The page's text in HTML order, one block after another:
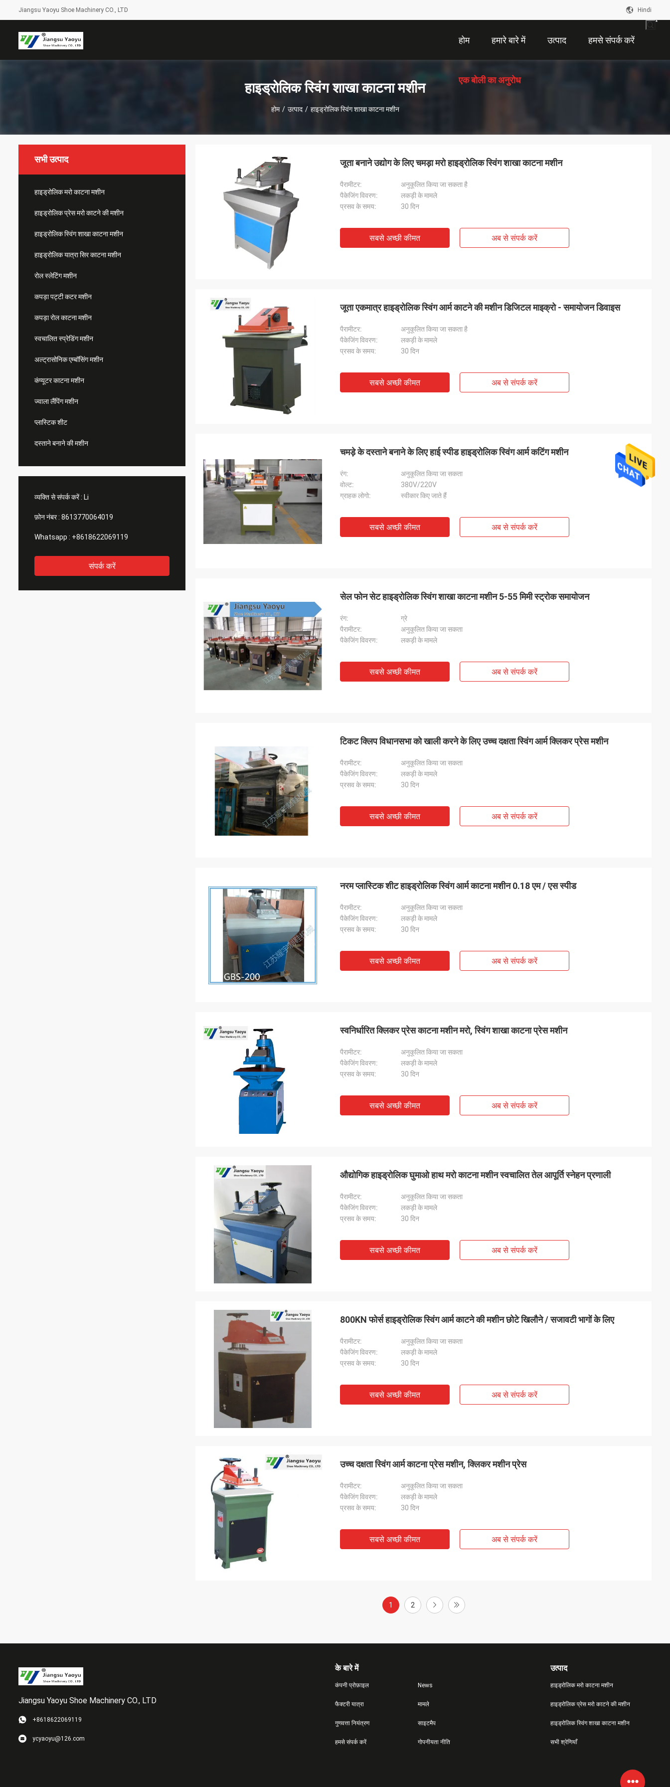
Jiangsu Yaoyu Shoe Machinery CO., LTD Hindi
होम हमारे बारे में उत्पाद हमसे संपर्क करें
एक बोली का अनुरोध
हाइड्रोलिक स्विंग शाखा काटना मशीन
होम / उत्पाद / हाइड्रोलिक स्विंग शाखा काटना मशीन
सभी उत्पाद
हाइड्रोलिक मरो काटना मशीन
हाइड्रोलिक प्रेस मरो काटने की मशीन
हाइड्रोलिक स्विंग शाखा काटना मशीन
हाइड्रोलिक यात्रा सिर काटना मशीन
रोल स्लेटिंग मशीन
कपड़ा पट्टी कटर मशीन
कपड़ा रोल काटना मशीन
स्वचालित स्प्रेडिंग मशीन
अल्ट्रासोनिक एम्बॉसिंग मशीन
कंप्यूटर काटना मशीन
ज्वाला लैंपिंग मशीन
प्लास्टिक शीट
दस्ताने बनाने की मशीन
व्यक्ति से संपर्क करें : Li
फ़ोन नंबर : 8613770064019
Whatsapp : +8618622069119
संपर्क करें
जूता बनाने उद्योग के लिए चमड़ा मरो हाइड्रोलिक स्विंग शाखा काटना मशीन
पैरामीटर:
अनुकूलित किया जा सकता है
पैकेजिंग विवरण:
लकड़ी के मामले
प्रसव के समय:
30 दिन
सबसे अच्छी कीमत अब से संपर्क करें
जूता एकमात्र हाइड्रोलिक स्विंग आर्म काटने की मशीन डिजिटल माइक्रो - समायोजन डिवाइस
पैरामीटर:
अनुकूलित किया जा सकता है
पैकेजिंग विवरण:
लकड़ी के मामले
प्रसव के समय:
30 दिन
सबसे अच्छी कीमत अब से संपर्क करें
चमड़े के दस्ताने बनाने के लिए हाई स्पीड हाइड्रोलिक स्विंग आर्म कटिंग मशीन
रंग:
अनुकूलित किया जा सकता
वोल्ट:
380V/220V
ग्राहक लोगो:
स्वीकार किए जाते हैं
सबसे अच्छी कीमत अब से संपर्क करें
सेल फोन सेट हाइड्रोलिक स्विंग शाखा काटना मशीन 5-55 मिमी स्ट्रोक समायोजन
रंग:
ग्रे
पैरामीटर:
अनुकूलित किया जा सकता
पैकेजिंग विवरण:
लकड़ी के मामले
सबसे अच्छी कीमत अब से संपर्क करें
टिकट क्लिप विधानसभा को खाली करने के लिए उच्च दक्षता स्विंग आर्म क्लिकर प्रेस मशीन
पैरामीटर:
अनुकूलित किया जा सकता
पैकेजिंग विवरण:
लकड़ी के मामले
प्रसव के समय:
30 दिन
सबसे अच्छी कीमत अब से संपर्क करें
नरम प्लास्टिक शीट हाइड्रोलिक स्विंग आर्म काटना मशीन 0.18 एम / एस स्पीड
पैरामीटर:
अनुकूलित किया जा सकता
पैकेजिंग विवरण:
लकड़ी के मामले
प्रसव के समय:
30 दिन
सबसे अच्छी कीमत अब से संपर्क करें
स्वनिर्धारित क्लिकर प्रेस काटना मशीन मरो, स्विंग शाखा काटना प्रेस मशीन
पैरामीटर:
अनुकूलित किया जा सकता
पैकेजिंग विवरण:
लकड़ी के मामले
प्रसव के समय:
30 दिन
सबसे अच्छी कीमत अब से संपर्क करें
औद्योगिक हाइड्रोलिक घुमाओ हाथ मरो काटना मशीन स्वचालित तेल आपूर्ति स्नेहन प्रणाली
पैरामीटर:
अनुकूलित किया जा सकता
पैकेजिंग विवरण:
लकड़ी के मामले
प्रसव के समय:
30 दिन
सबसे अच्छी कीमत अब से संपर्क करें
800KN फोर्स हाइड्रोलिक स्विंग आर्म काटने की मशीन छोटे खिलौने / सजावटी भागों के लिए
पैरामीटर:
अनुकूलित किया जा सकता
पैकेजिंग विवरण:
लकड़ी के मामले
प्रसव के समय:
30 दिन
सबसे अच्छी कीमत अब से संपर्क करें
उच्च दक्षता स्विंग आर्म काटना प्रेस मशीन, क्लिकर मशीन प्रेस
पैरामीटर:
अनुकूलित किया जा सकता
पैकेजिंग विवरण:
लकड़ी के मामले
प्रसव के समय:
30 दिन
सबसे अच्छी कीमत अब से संपर्क करें
1 2
Jiangsu Yaoyu Shoe Machinery CO., LTD
+8618622069119
ycyaoyu@126.com
के बारे में
कंपनी प्रोफ़ाइल
फैक्टरी यात्रा
गुणवत्ता नियंत्रण
हमसे संपर्क करें
News
मामले
साइटमैप
गोपनीयता नीति
उत्पाद
हाइड्रोलिक मरो काटना मशीन
हाइड्रोलिक प्रेस मरो काटने की मशीन
हाइड्रोलिक स्विंग शाखा काटना मशीन
सभी श्रेणियाँ